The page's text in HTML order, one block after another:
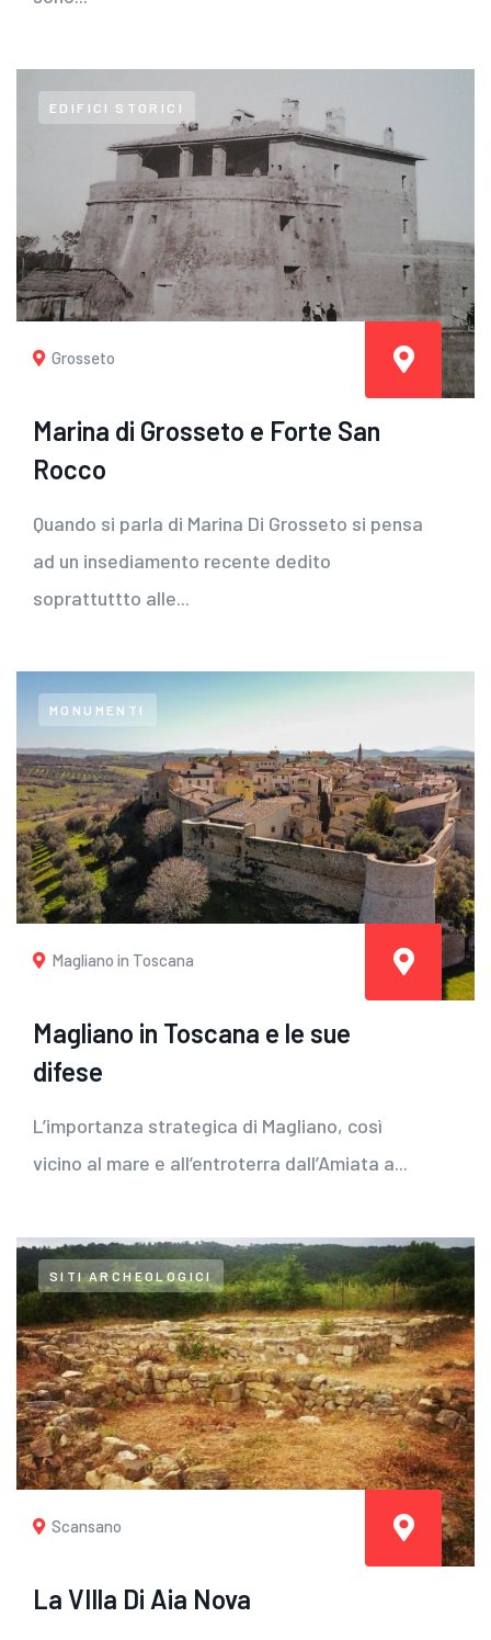
EDIFICI STORICI
Grosseto
Marina di Grosseto e Forte San
Rocco
Quando si parla di Marina Di Grosseto si pensa
ad un insediamento recente dedito
soprattuttto alle...
MONUMENTI
Magliano in Toscana
Magliano in Toscana e le sue
difese
L’importanza strategica di Magliano, così
vicino al mare e all’entroterra dall’Amiata a...
SITI ARCHEOLOGICI
Scansano
La VIlla Di Aia Nova